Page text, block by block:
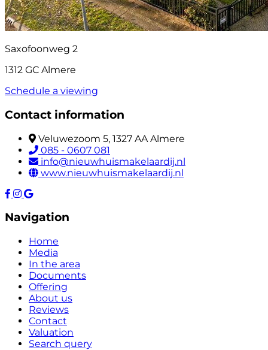
Saxofoonweg 2
1312 GC Almere
Schedule a viewing
Contact information
Veluwezoom 5, 1327 AA Almere
085 - 0607 081
info@nieuwhuismakelaardij.nl
www.nieuwhuismakelaardij.nl
Navigation
Home
Media
In the area
Documents
Offering
About us
Reviews
Contact
Valuation
Search query